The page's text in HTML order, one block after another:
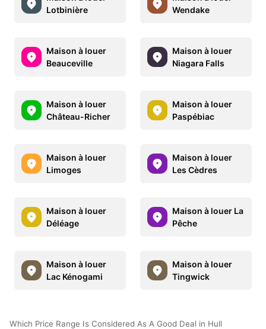
Lotbinière
Wendake
Maison à louer
Beauceville
Maison à louer
Niagara Falls
Maison à louer
Château-Richer
Maison à louer
Paspébiac
Maison à louer
Limoges
Maison à louer
Les Cèdres
Maison à louer
Déléage
Maison à louer La
Pêche
Maison à louer
Lac Kénogami
Maison à louer
Tingwick
Which Price Range Is Considered As A Good Deal in Hull